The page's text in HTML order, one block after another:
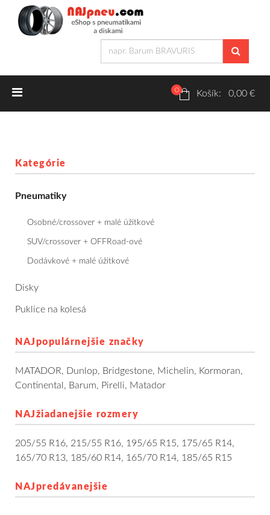
Letné pneumatiky
Dodávkové + malé úžitkové
Osobné/crossover + malé úžitkové
SUV/crossover + OFFRoad-ové
Dodávkové + malé úžitkové
Osobné/crossover + malé úžitkové
SUV/crossover + OFFRoad-ové
Plechové
0 Košík: 0,00 €
Kategórie
Pneumatiky
Osobné/crossover + malé úžitkové
SUV/crossover + OFFRoad-ové
Dodávkové + malé úžitkové
Disky
Puklice na kolesá
NAJpopulárnejšie značky
MATADOR, Dunlop, Bridgestone, Michelin, Kormoran,
Continental , Barum, Pirelli, Matador
NAJžiadanejšie rozmery
205/55 R16, 215/55 R16, 195/65 R15, 175/65 R14,
165/70 R13, 185/60 R14, 165/70 R14, 185/65 R15
NAJpredávanejšie